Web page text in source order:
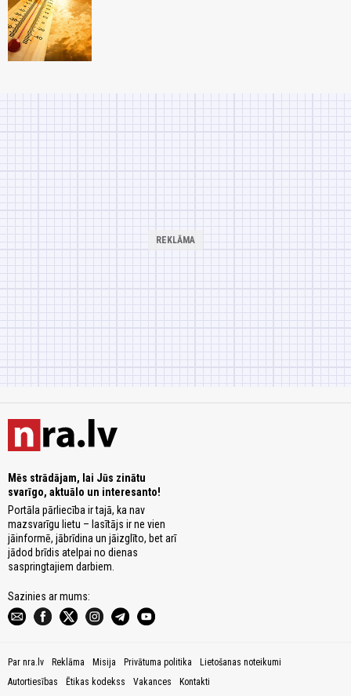
Mēs strādājam, lai Jūs zinātu
svarīgo, aktuālo un interesanto!
Portāla pārliecība ir tajā, ka nav
mazsvarīgu lietu – lasītājs ir ne vien
jāinformē, jābrīdina un jāizglīto, bet arī
jādod brīdis atelpai no dienas
saspringtajiem darbiem.
Sazinies ar mums:
Par nra.lv Reklāma Misija Privātuma politika
Lietošanas noteikumi
Autortiesības
Ētikas kodekss Vakances Kontakti